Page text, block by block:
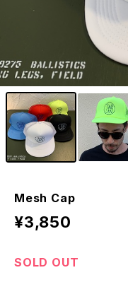
Mesh Cap
¥3,850
SOLD OUT